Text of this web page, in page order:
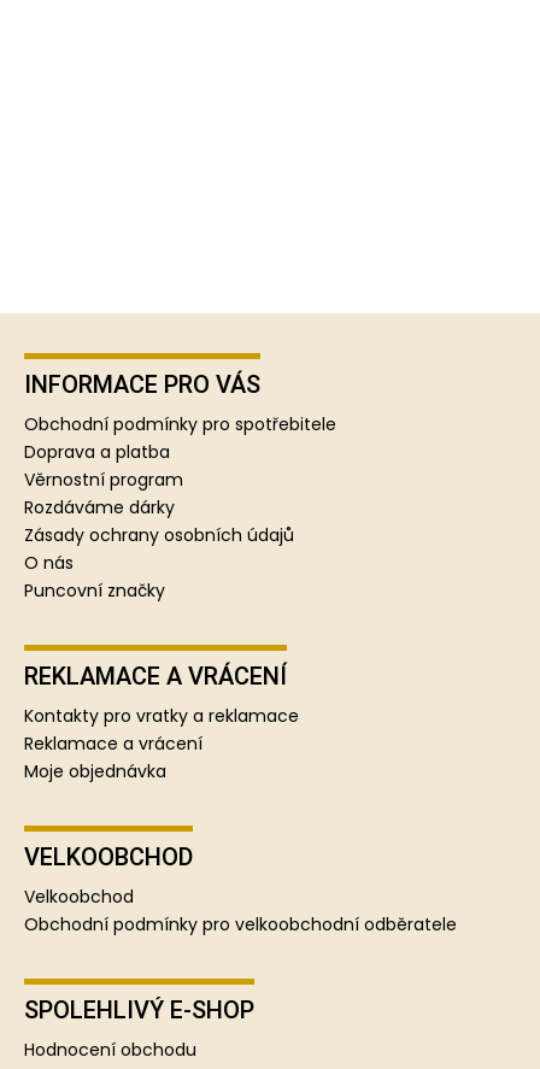
INFORMACE PRO VÁS
Obchodní podmínky pro spotřebitele
Doprava a platba
Věrnostní program
Rozdáváme dárky
Zásady ochrany osobních údajů
O nás
Puncovní značky
REKLAMACE A VRÁCENÍ
Kontakty pro vratky a reklamace
Reklamace a vrácení
Moje objednávka
VELKOOBCHOD
Velkoobchod
Obchodní podmínky pro velkoobchodní odběratele
SPOLEHLIVÝ E-SHOP
Hodnocení obchodu